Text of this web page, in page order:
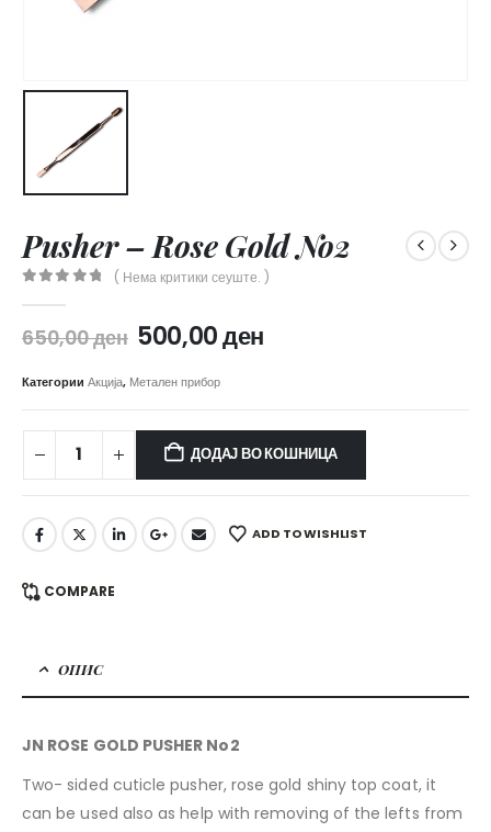
Pusher – Rose Gold No2
( Нема критики сеуште. )
650,00ден Original
was:
650,00 ден.
500,00денCurrent
500,00 ден.
Категории Акција, Метален прибор
ДОДАЈ ВО КОШНИЦА
ADD TO WISHLIST
COMPARE
ОПИС
JN ROSE GOLD PUSHER No2
Two- sided cuticle pusher, rose gold shiny top coat, it
can be used also as help with removing of the lefts from